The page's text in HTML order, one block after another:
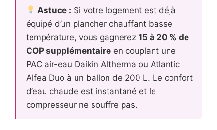
Astuce : Si votre logement est déjà
équipé d’un plancher chauffant basse
température, vous gagnerez 15 à 20 % de
COP supplémentaire en couplant une
PAC air-eau Daikin Altherma ou Atlantic
Alfea Duo à un ballon de 200 L. Le confort
d’eau chaude est instantané et le
compresseur ne souffre pas.